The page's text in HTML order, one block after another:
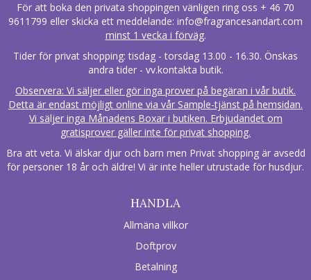
För att boka den privata shoppingen vänligen ring oss + 46 70
9611799 eller skicka ett meddelande: info@fragrancesandart.com
minst 1 vecka i förväg.
Tider för privat shopping: tisdag - torsdag 13.00 - 16.30. Önskas
andra tider - vv.kontakta butik.
Observera: Vi säljer eller gör inga prover på begäran i vår butik.
Detta är endast möjligt online via vår Sample-tjänst på hemsidan.
Vi säljer inga Månadens Boxar i butiken. Erbjudandet om
gratisprover gäller inte för privat shopping.
Bra att veta. Vi älskar djur och barn men Privat shopping är avsedd
för personer 18 år och äldre! Vi är inte heller utrustade för husdjur.
HANDLA
Allmäna villkor
Doftprov
Betalning